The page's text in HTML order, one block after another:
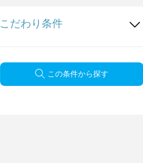
こだわり条件
この条件から探す